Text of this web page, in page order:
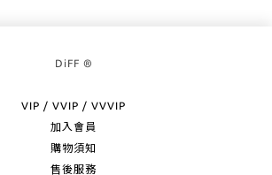
DiFF ®
VIP / VVIP / VVVIP
加入會員
購物須知
售後服務